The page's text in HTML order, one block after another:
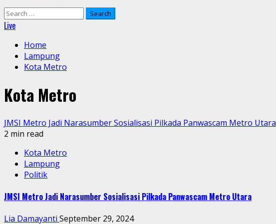
Search
for:
Live
Home
Lampung
Kota Metro
Kota Metro
JMSI Metro Jadi Narasumber Sosialisasi Pilkada Panwascam Metro Utara
2 min read
Kota Metro
Lampung
Politik
JMSI Metro Jadi Narasumber Sosialisasi Pilkada Panwascam Metro Utara
Lia Damayanti September 29, 2024